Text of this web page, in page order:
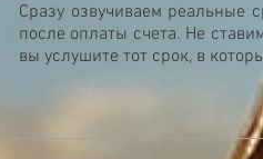
Сразу озвучиваем реальные
после оплаты счета. Не
вы услушите тот срок, в